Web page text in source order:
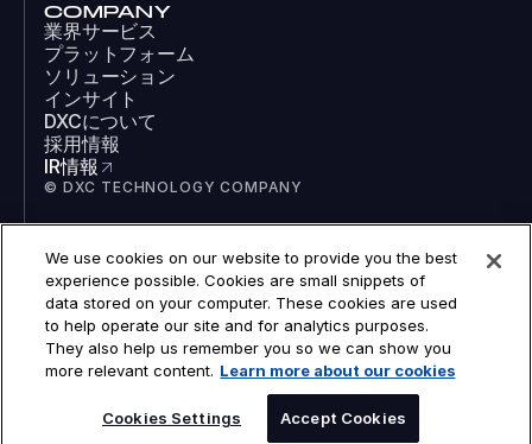
COMPANY
業界サービス
プラットフォーム
ソリューション
インサイト
DXCについて
採用情報
IR情報
© DXC TECHNOLOGY COMPANY
SOCIAL
LinkedIn
Facebook
Instagram
YouTube
COOKIES
We use cookies on our website to provide you the best
experience possible. Cookies are small snippets of
data stored on your computer. These cookies are used
to help operate our site and for analytics purposes.
They also help us remember you so we can show you
more relevant content. Learn more about our cookies
Cookies Settings Accept Cookies